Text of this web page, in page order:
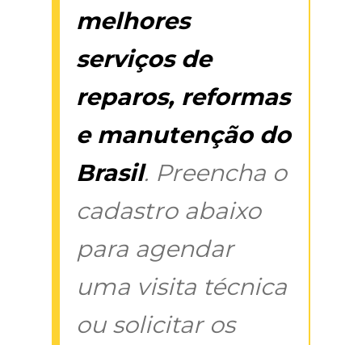
melhores
serviços de
reparos, reformas
e manutenção do
Brasil. Preencha o
cadastro abaixo
para agendar
uma visita técnica
ou solicitar os